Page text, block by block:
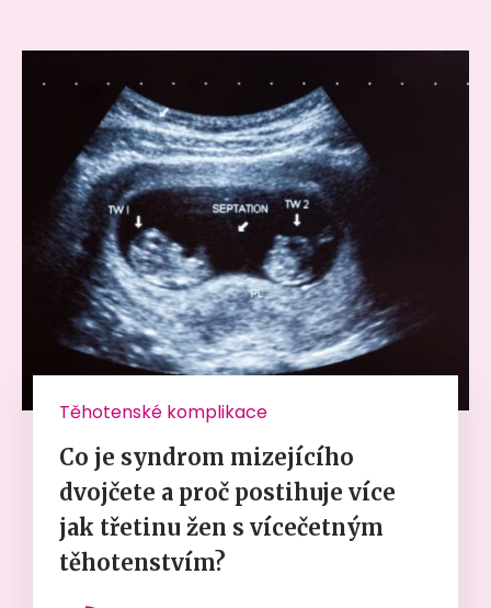
Těhotenské komplikace
Co je syndrom mizejícího
dvojčete a proč postihuje více
jak třetinu žen s vícečetným
těhotenstvím?